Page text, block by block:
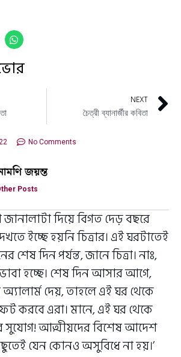
NEXT
চৈত্রী ব্যানার্জীর কবিতা
No Comments
জয়ন্ত
Posts
দিয়ে বিগত দেড় বছরে
ইচ্ছে হয়নি চিত্রার। এই ঘরটাতেই
শেষ দিন পর্যন্ত, জানে চিত্রা। নাঃ,
হচ্ছে। শেষ দিন আসার আগে,
দেয়, তাহলে এই ঘর থেকে
করবে এরা। মানে, এই ঘর থেকে
সুযোগ! আত্মীয়দের বিশেষ আদেশ
যেন কোনও অসুবিধে না হয়।’